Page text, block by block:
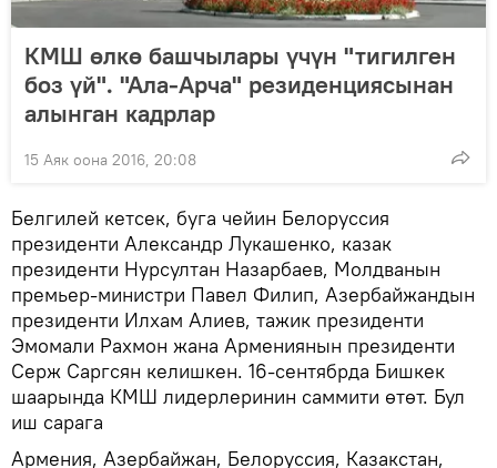
КМШ өлкө башчылары үчүн "тигилген
боз үй". "Ала-Арча" резиденциясынан
алынган кадрлар
15 Аяк оона 2016, 20:08
Белгилей кетсек, буга чейин Белоруссия
президенти Александр Лукашенко, казак
президенти Нурсултан Назарбаев, Молдванын
премьер-министри Павел Филип, Азербайжандын
президенти Илхам Алиев, тажик президенти
Эмомали Рахмон жана Армениянын президенти
Серж Саргсян келишкен. 16-сентябрда Бишкек
шаарында КМШ лидерлеринин саммити өтөт. Бул
иш сарага
Армения, Азербайжан, Белоруссия, Казакстан,